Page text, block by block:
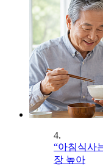
4.
“아침식사
장 높아